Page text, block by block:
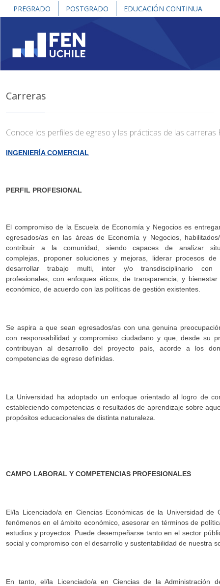
PREGRADO POSTGRADO EDUCACIÓN CONTINUA
Carreras
Conoce los perfiles de egreso y las prácticas de las carreras
INGENIERÍA COMERCIAL
PERFIL PROFESIONAL
El compromiso de la Escuela de Economía y Negocios es
egresados/as en las áreas de Economía y Negocios,
contribuir a la comunidad, siendo capaces de analizar
complejas, proponer soluciones y mejoras, liderar procesos de
desarrollar trabajo multi, inter y/o transdisciplinario con
profesionales, con enfoques éticos, de transparencia, y
económico, de acuerdo con las políticas de gestión existentes.
Se aspira a que sean egresados/as con una genuina
con responsabilidad y compromiso ciudadano y que, desde su
contribuyan al desarrollo del proyecto país, acorde a los
competencias de egreso definidas.
La Universidad ha adoptado un enfoque orientado al logro de
estableciendo competencias o resultados de aprendizaje sobre
propósitos educacionales de distinta naturaleza.
CAMPO LABORAL Y COMPETENCIAS PROFESIONALES
El/la Licenciado/a en Ciencias Económicas de la Universidad
fenómenos en el ámbito económico, asesorar en términos de
estudios y proyectos. Puede desempeñarse tanto en el sector
social y compromiso con el desarrollo y sustentabilidad de nuestra
En tanto, el/la Licenciado/a en Ciencias de la Administración